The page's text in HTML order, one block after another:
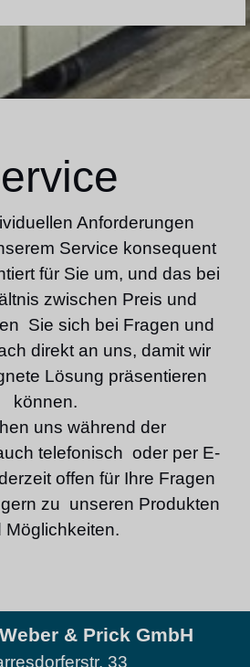
Anforderungen
Service konsequent
für Sie um, und das bei
zwischen Preis und
Sie sich bei Fragen und
direkt an uns, damit wir
Lösung präsentieren
können.
uns während der
telefonisch oder per E-
offen für Ihre Fragen
zu unseren Produkten
Möglichkeiten.
& Prick GmbH
33